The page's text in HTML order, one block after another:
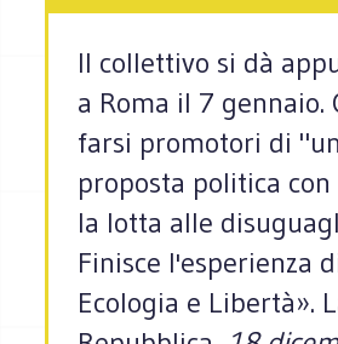
Il collettivo si dà
a Roma il 7 gennaio.
farsi promotori di
proposta politica
la lotta alle
Finisce l'esperienza
Ecologia e Libertà».